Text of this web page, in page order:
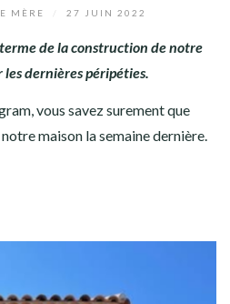
MÈRE 27 JUIN 2022
de la construction de notre
dernières péripéties.
, vous savez surement que
maison la semaine dernière.